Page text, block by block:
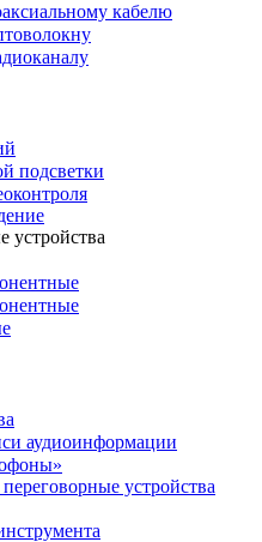
кабелю
подсветки
устройства
аудиоинформации
устройства